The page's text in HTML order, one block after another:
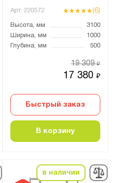
Арт. 220572 (6)
Высота, мм
3100
Ширина, мм
1000
Глубина, мм
500
17 380₽
19 309₽
Быстрый заказ
В корзину
в наличии